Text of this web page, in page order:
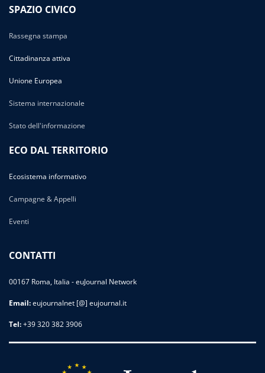
SPAZIO CIVICO
Rassegna stampa
Cittadinanza attiva
Unione Europea
Sistema internazionale
Stato dell'informazione
ECO DAL TERRITORIO
Ecosistema informativo
Campagne & Appelli
Eventi
CONTATTI
00167 Roma, Italia - euJournal Network
Email:eujournalnet [@] eujournal.it
Tel:+39 320 382 3906